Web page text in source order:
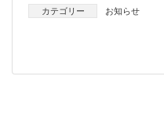
カテゴリー お知らせ